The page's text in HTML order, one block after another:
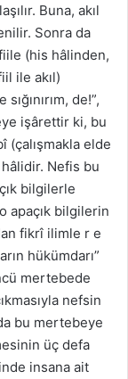
Buna, akıl
Sonra da
(his hâlinden,
ile akıl)
de!”,
işârettir ki, bu
(çalışmakla elde
Nefis bu
bilgilerle
apaçık bilgilerin
fikrî ilimle r e
hükümdarı”
mertebede
nefsin
bu mertebeye
üç defa
insana ait